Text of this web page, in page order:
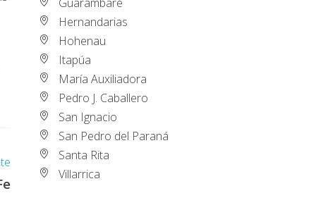
Hernandarias
Hohenau
Itapúa
María Auxiliadora
Pedro J. Caballero
San Ignacio
San Pedro del Paraná
Santa Rita
Villarrica